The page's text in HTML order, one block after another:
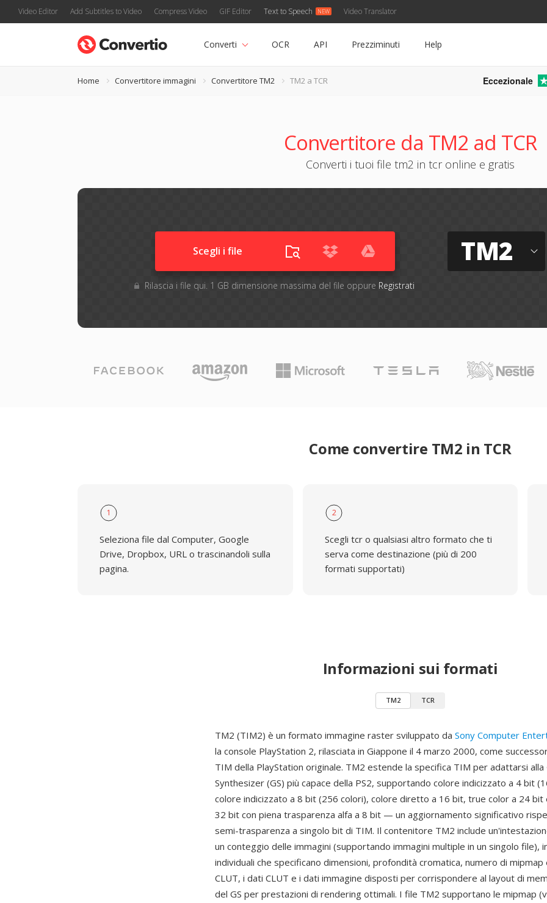
Video Editor Add Subtitles to Video Compress Video GIF Editor Text to Speech Video Translator
Converti OCR API Prezziminuti Help
Home Convertitore immagini Convertitore TM2 TM2 a TCR Eccezionale
Convertitore da TM2 ad TCR
Converti i tuoi file tm2 in tcr online e gratis
Scegli i file
Rilascia i file qui. 1 GB dimensione massima del file oppure Registrati
TM2
Come convertire TM2 in TCR
1
Seleziona file dal Computer, Google
Drive, Dropbox, URL o trascinandoli sulla
pagina.
2
Scegli tcr o qualsiasi altro formato che ti
serva come destinazione (più di 200
formati supportati)
Informazioni sui formati
TM2 TCR
TM2 (TIM2) è un formato immagine raster sviluppato da Sony Computer
la console PlayStation 2, rilasciata in Giappone il 4 marzo 2000, come
TIM della PlayStation originale. TM2 estende la specifica TIM per adattarsi alla
Synthesizer (GS) più capace della PS2, supportando colore indicizzato a 4 bit
colore indicizzato a 8 bit (256 colori), colore diretto a 16 bit, true color a 24 bit
32 bit con piena trasparenza alfa a 8 bit — un aggiornamento significativo
semi-trasparenza a singolo bit di TIM. Il contenitore TM2 include
un conteggio delle immagini (supportando immagini multiple in un singolo file),
individuali che specificano dimensioni, profondità cromatica, numero di
CLUT, i dati CLUT e i dati immagine disposti per corrispondere al layout di
del GS per prestazioni di rendering ottimali. I file TM2 supportano le mipmap